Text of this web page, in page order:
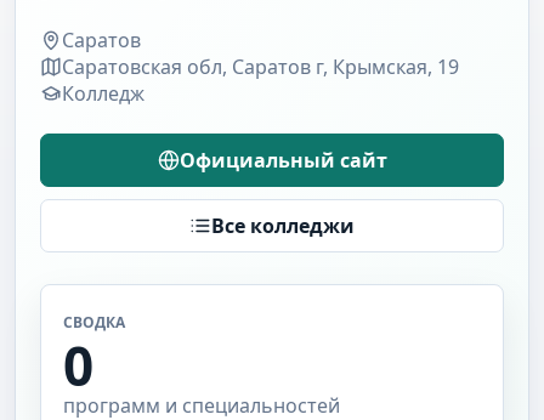
Саратов
Саратовская обл, Саратов г, Крымская, 19
Колледж
Официальный сайт
Все колледжи
СВОДКА
0
программ и специальностей